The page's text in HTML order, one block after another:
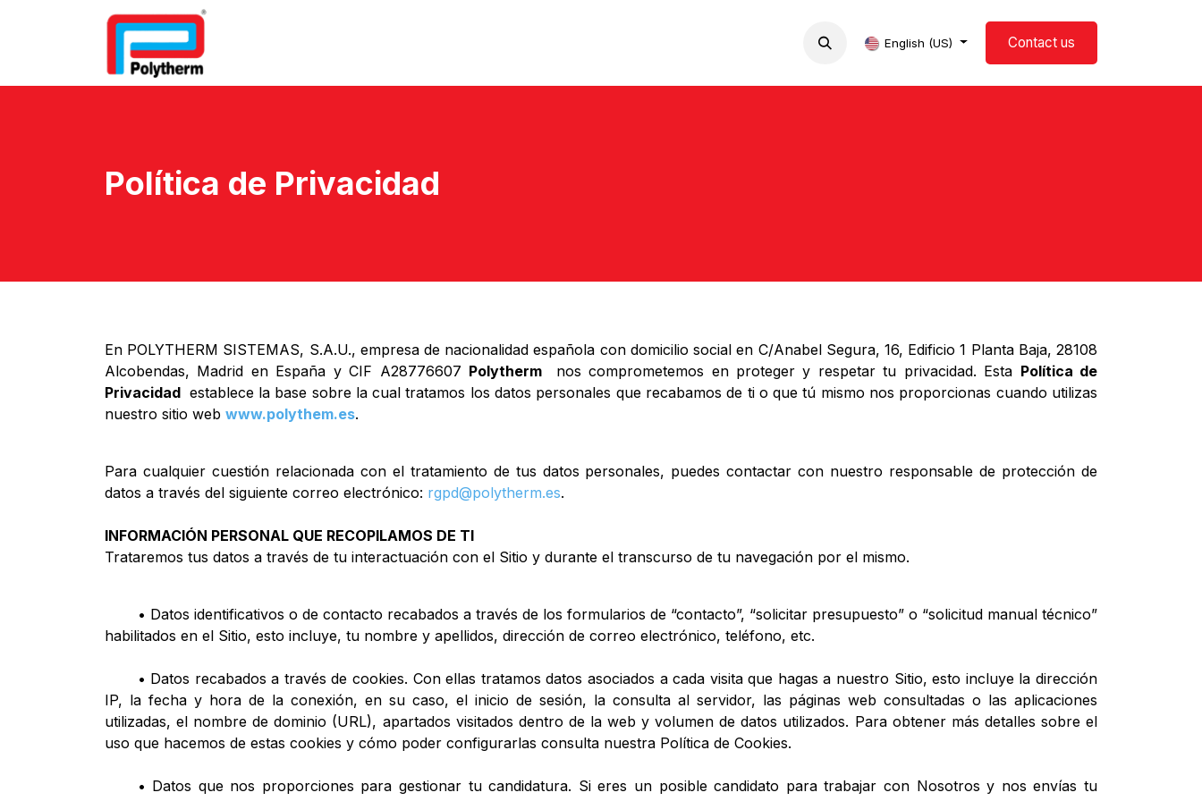
Get to know us Events Blog
English (US) Contact us
Política de Privacidad
En POLYTHERM SISTEMAS, S.A.U., empresa de nacionalidad española con domicilio social en C/Anabel Segura, 16, Edificio 1 Planta Baja, 28108
Alcobendas, Madrid en España y CIF A28776607 Polytherm nos comprometemos en proteger y respetar tu privacidad. Esta Política de
Privacidad establece la base sobre la cual tratamos los datos personales que recabamos de ti o que tú mismo nos proporcionas cuando utilizas
nuestro sitio web www.polythem.es.
Para cualquier cuestión relacionada con el tratamiento de tus datos personales, puedes contactar con nuestro responsable de protección de
datos a través del siguiente correo electrónico: rgpd@polytherm.es.
INFORMACIÓN PERSONAL QUE RECOPILAMOS DE TI
Trataremos tus datos a través de tu interactuación con el Sitio y durante el transcurso de tu navegación por el mismo.
​• Datos identificativos o de contacto recabados a través de los formularios de “contacto”, “solicitar presupuesto” o “solicitud manual técnico”
habilitados en el Sitio, esto incluye, tu nombre y apellidos, dirección de correo electrónico, teléfono, etc.
​• Datos recabados a través de cookies. Con ellas tratamos datos asociados a cada visita que hagas a nuestro Sitio, esto incluye la dirección
IP, la fecha y hora de la conexión, en su caso, el inicio de sesión, la consulta al servidor, las páginas web consultadas o las aplicaciones
utilizadas, el nombre de dominio (URL), apartados visitados dentro de la web y volumen de datos utilizados. Para obtener más detalles sobre el
uso que hacemos de estas cookies y cómo poder configurarlas consulta nuestra Política de Cookies.
​• Datos que nos proporciones para gestionar tu candidatura. Si eres un posible candidato para trabajar con Nosotros y nos envías tu